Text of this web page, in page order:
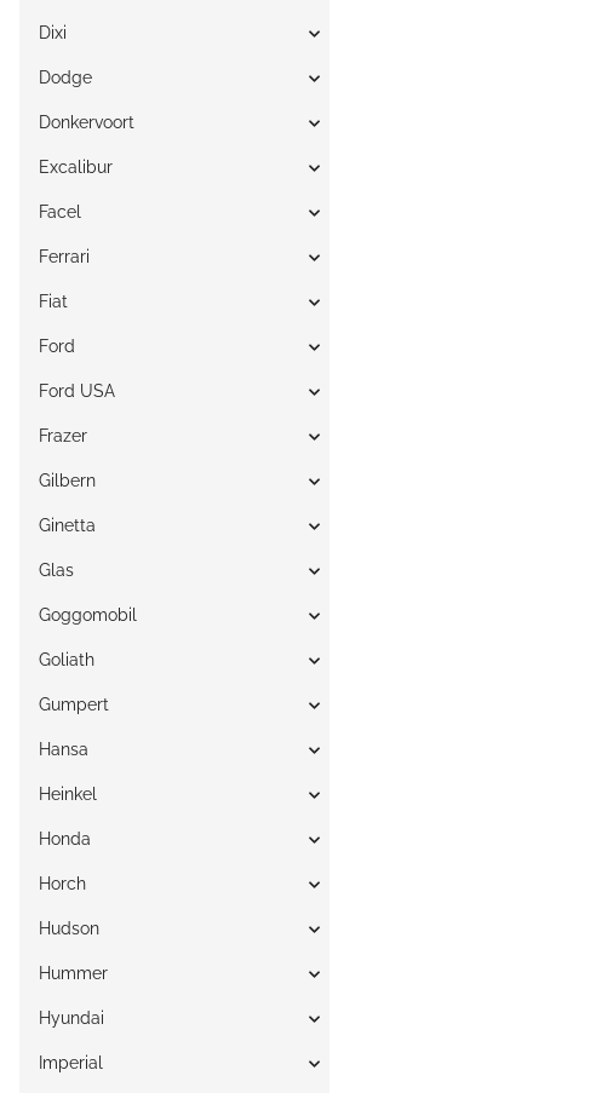
Dixi
Dodge
Donkervoort
Excalibur
Facel
Ferrari
Fiat
Ford
Ford USA
Frazer
Gilbern
Ginetta
Glas
Goggomobil
Goliath
Gumpert
Hansa
Heinkel
Honda
Horch
Hudson
Hummer
Hyundai
Imperial